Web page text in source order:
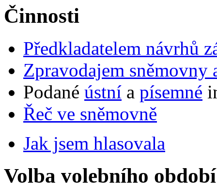
Činnosti
Předkladatelem návrhů
Zpravodajem
Podané ústní a písemné
Řeč ve sněmovně
Jak jsem hlasovala
Volba volebního období